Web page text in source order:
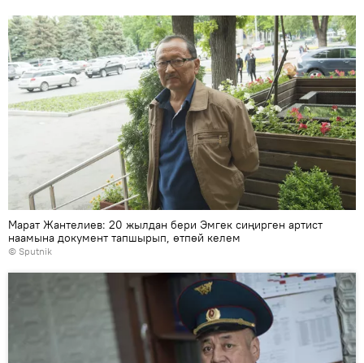
Марат Жантелиев: 20 жылдан бери Эмгек сиңирген артист
наамына документ тапшырып, өтпөй келем
© Sputnik